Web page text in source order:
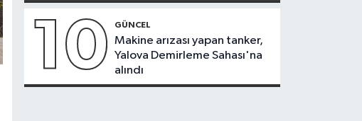
10 GÜNCEL
Makine arızası yapan tanker,
Yalova Demirleme Sahası'na
alındı